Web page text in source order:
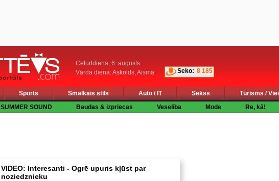
Ceturtdiena, 6. augusts
Vārda diena: Askolds, Aisma
Seko: 8 185
Sports Smalkais stils Auto / IT Sekss
Tūrisms /
SUMMER SOUND Baudas & izpriecas Veselība Mode Re, kā!
VIDEO: Interesanti - Ogrē upuris kļūst par
noziedznieku